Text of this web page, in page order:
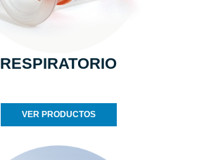
RESPIRATORIO
VER PRODUCTOS